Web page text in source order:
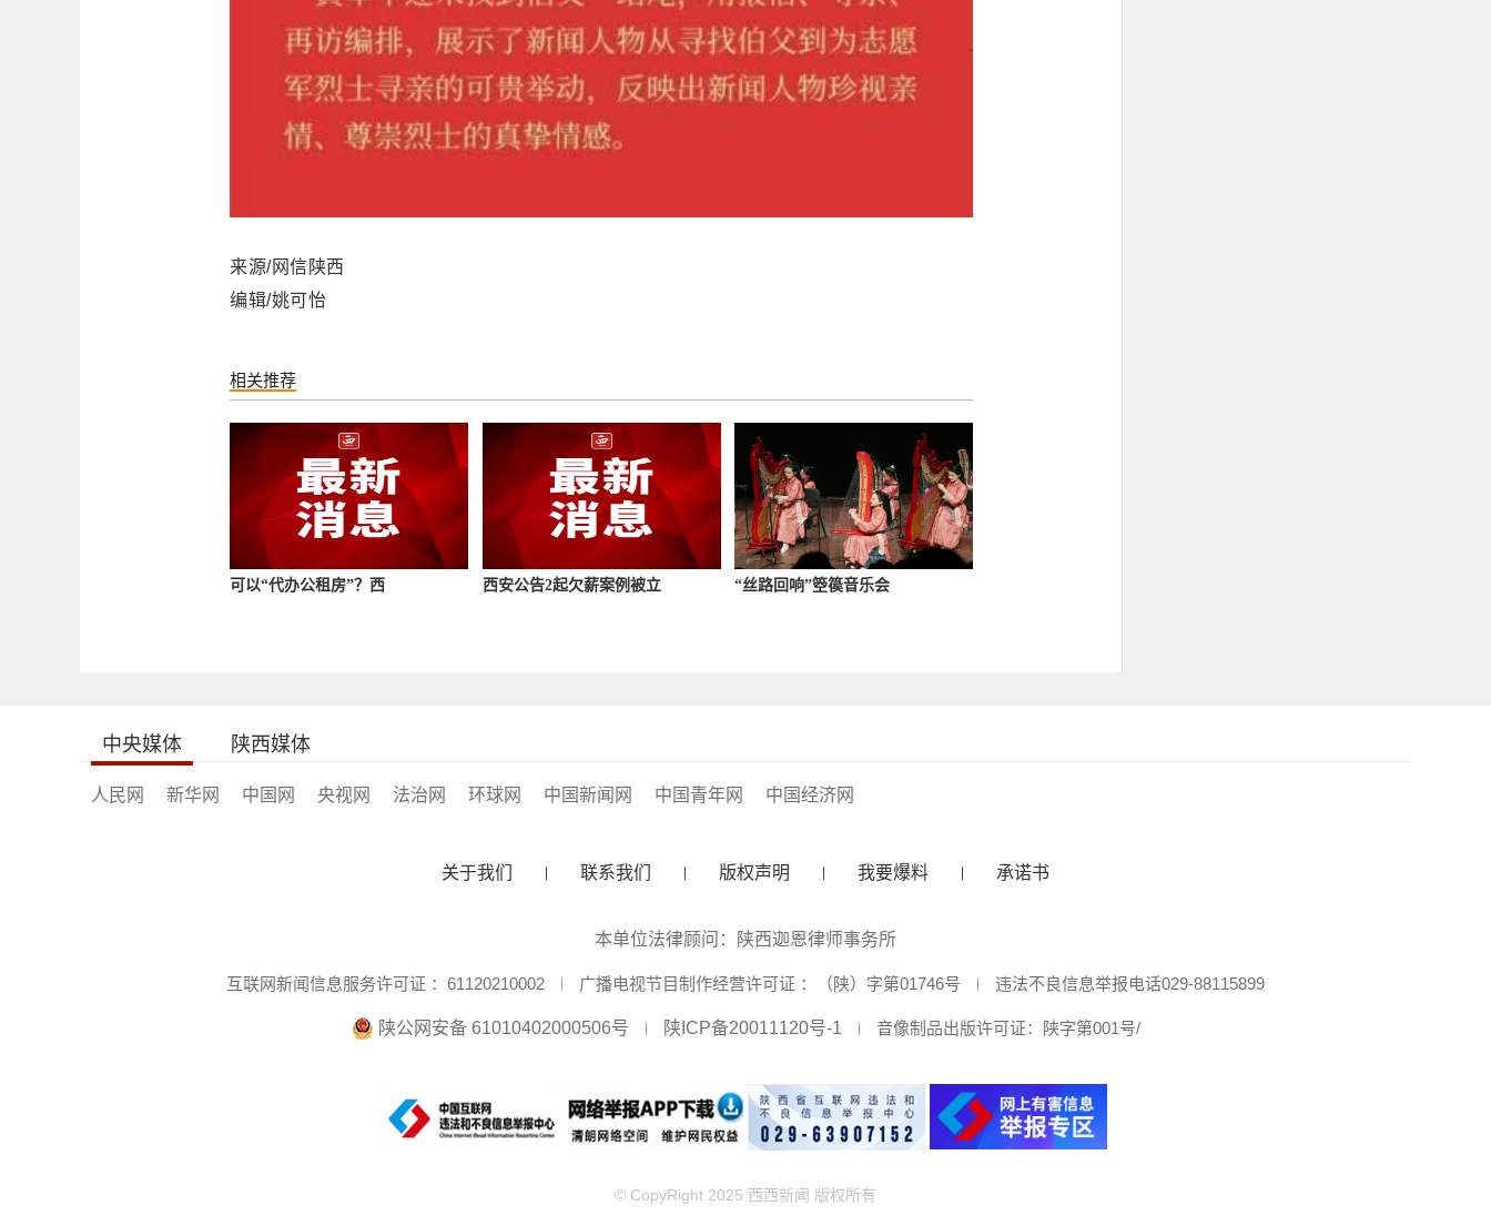
来源/网信陕西
编辑/姚可怡
相关推荐
可以“代办公租房”？西 西安公告2起欠薪案例被立 “丝路回响”箜篌音乐会
中央媒体 陕西媒体
人民网 新华网 中国网 央视网 法治网 环球网 中国新闻网 中国青年网 中国经济网
关于我们 联系我们 版权声明 我要爆料 承诺书
本单位法律顾问：陕西迦恩律师事务所
互联网新闻信息服务许可证 ：61120210002 广播电视节目制作经营许可证 ：（陕）字第01746号 违法不良信息举报电话029-88115899
陕公网安备 61010402000506号 陕ICP备20011120号-1 音像制品出版许可证：陕字第001号/
© CopyRight 2025 西西新闻 版权所有